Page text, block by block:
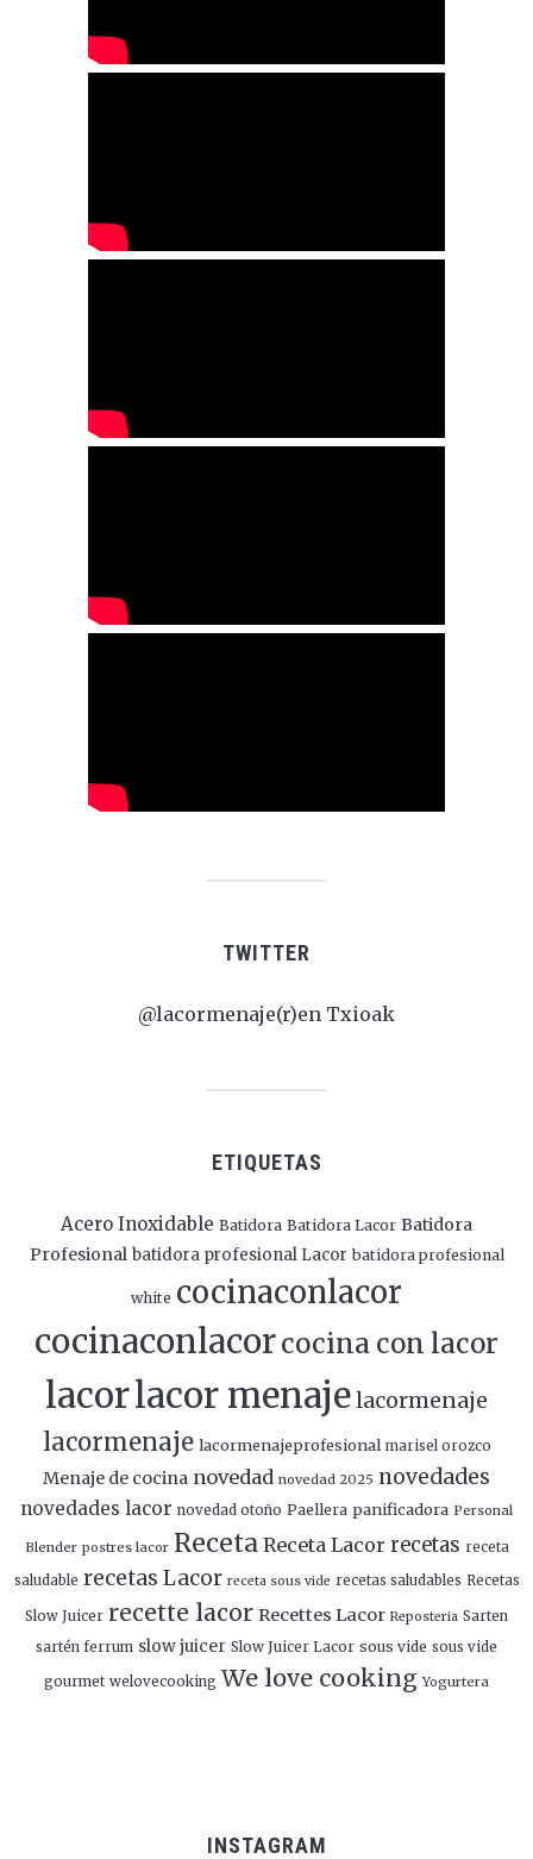
TWITTER
@lacormenaje(r)en Txioak
ETIQUETAS
Acero Inoxidable Batidora Batidora Lacor Batidora
Profesional batidora profesional Lacor batidora profesional
white cocinaconlacor
cocinaconlacorcocina con lacor
lacorlacor menajelacormenaje
lacormenaje lacormenajeprofesional marisel orozco
Menaje de cocina novedad novedad 2025 novedades
novedades lacor novedad otoño Paellera panificadora Personal
Blender postres lacor Receta Receta Lacor recetas receta
saludable recetas Lacor receta sous vide recetas saludables Recetas
Slow Juicer recette lacor Recettes Lacor Reposteria Sarten
sartén ferrum slow juicer Slow Juicer Lacor sous vide sous vide
gourmet welovecooking We love cooking Yogurtera
INSTAGRAM